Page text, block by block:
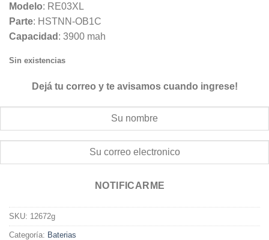
Modelo: RE03XL
Parte: HSTNN-OB1C
Capacidad : 3900 mah
Sin existencias
Dejá tu correo y te avisamos cuando ingrese!
NOTIFICARME
SKU: 12672g
Categoría: Baterias